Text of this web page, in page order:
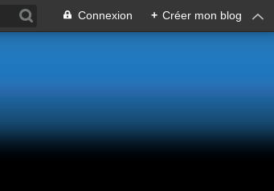
Connexion + Créer mon blog